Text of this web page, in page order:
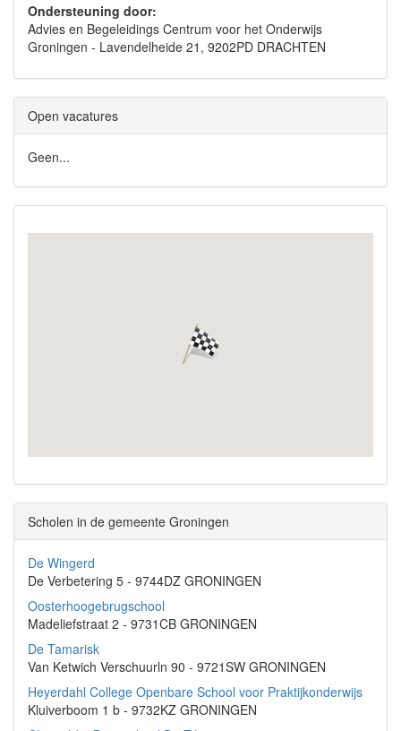
Ondersteuning door:
Advies en Begeleidings Centrum voor het Onderwijs
Groningen - Lavendelheide 21, 9202PD DRACHTEN
Open vacatures
Geen...
Scholen in de gemeente Groningen
De Wingerd
De Verbetering 5 - 9744DZ GRONINGEN
Oosterhoogebrugschool
Madeliefstraat 2 - 9731CB GRONINGEN
De Tamarisk
Van Ketwich Verschuurln 90 - 9721SW GRONINGEN
Heyerdahl College Openbare School voor Praktijkonderwijs
Kluiverboom 1 b - 9732KZ GRONINGEN